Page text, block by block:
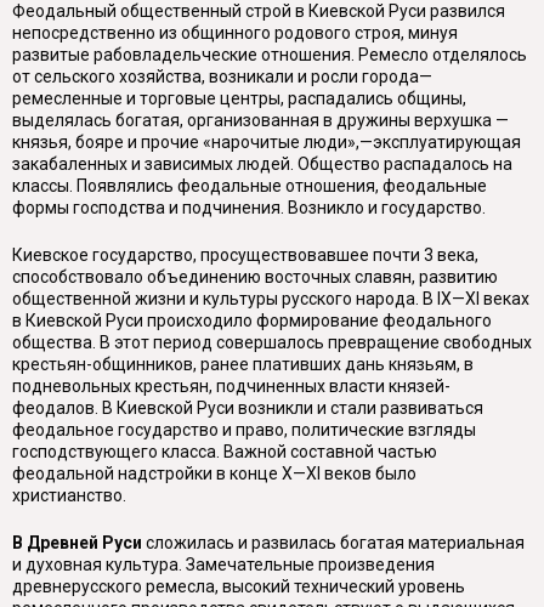
Феодальный общественный строй в Киевской Руси развился
непосредственно из общинного родового строя, минуя
развитые рабовладельческие отношения. Ремесло отделялось
от сельского хозяйства, возникали и росли города—
ремесленные и торговые центры, распадались общины,
выделялась богатая, организованная в дружины верхушка —
князья, бояре и прочие «нарочитые люди»,—эксплуатирующая
закабаленных и зависимых людей. Общество распадалось на
классы. Появлялись феодальные отношения, феодальные
формы господства и подчинения. Возникло и государство.
Киевское государство, просуществовавшее почти 3 века,
способствовало объединению восточных славян, развитию
общественной жизни и культуры русского народа. В IX—XI веках
в Киевской Руси происходило формирование феодального
общества. В этот период совершалось превращение свободных
крестьян-общинников, ранее плативших дань князьям, в
подневольных крестьян, подчиненных власти князей-
феодалов. В Киевской Руси возникли и стали развиваться
феодальное государство и право, политические взгляды
господствующего класса. Важной составной частью
феодальной надстройки в конце X—XI веков было
христианство.
В Древней Руси сложилась и развилась богатая материальная
и духовная культура. Замечательные произведения
древнерусского ремесла, высокий технический уровень